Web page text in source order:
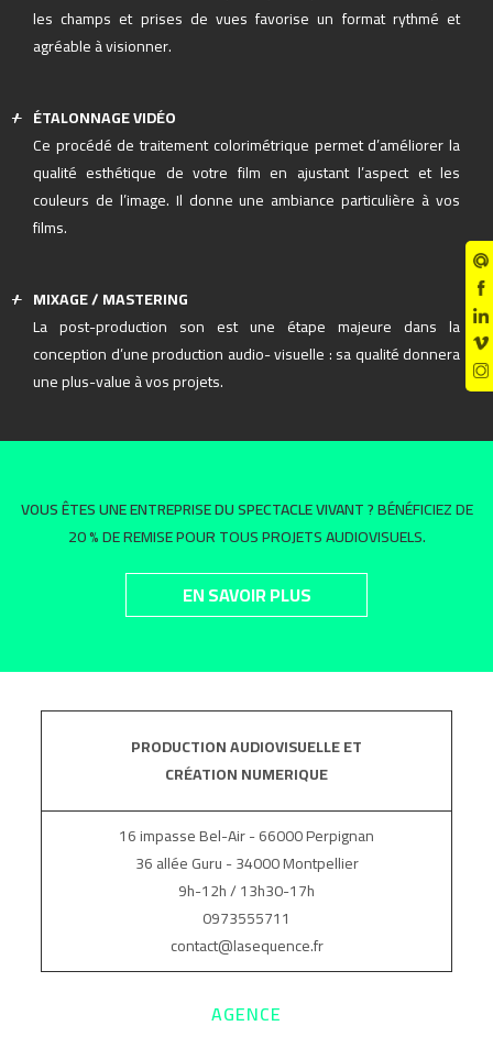
les champs et prises de vues favorise un format rythmé et
agréable à visionner.
ÉTALONNAGE VIDÉO
Ce procédé de traitement colorimétrique permet d’améliorer la
qualité esthétique de votre film en ajustant l’aspect et les
couleurs de l’image. Il donne une ambiance particulière à vos
films.
MIXAGE / MASTERING
La post-production son est une étape majeure dans la
conception d’une production audio- visuelle : sa qualité donnera
une plus-value à vos projets.
VOUS ÊTES UNE ENTREPRISE DU SPECTACLE VIVANT ?BÉNÉFICIEZ DE
20 % DE REMISE POUR TOUS PROJETS AUDIOVISUELS.
EN SAVOIR PLUS
PRODUCTION AUDIOVISUELLE ET
CRÉATION NUMERIQUE
16 impasse Bel-Air - 66000 Perpignan
36 allée Guru - 34000 Montpellier
9h-12h / 13h30-17h
0973555711
contact@lasequence.fr
AGENCE